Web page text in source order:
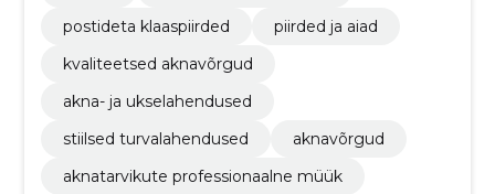
postideta klaaspiirded
piirded ja aiad
kvaliteetsed aknavõrgud
akna- ja ukselahendused
stiilsed turvalahendused
aknavõrgud
aknatarvikute professionaalne müük